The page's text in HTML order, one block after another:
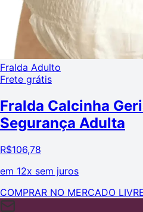
Fralda Adulto
Frete grátis
Fralda Calcinha
Segurança Adulta
R$106,78
em 12x sem juros
COMPRAR NO MERCADO